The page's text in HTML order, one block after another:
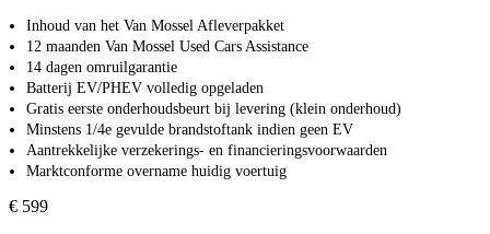
Inhoud van het Van Mossel Afleverpakket
12 maanden Van Mossel Used Cars Assistance
14 dagen omruilgarantie
Batterij EV/PHEV volledig opgeladen
Gratis eerste onderhoudsbeurt bij levering (klein onderhoud)
Minstens 1/4e gevulde brandstoftank indien geen EV
Aantrekkelijke verzekerings- en financieringsvoorwaarden
Marktconforme overname huidig voertuig
€ 599